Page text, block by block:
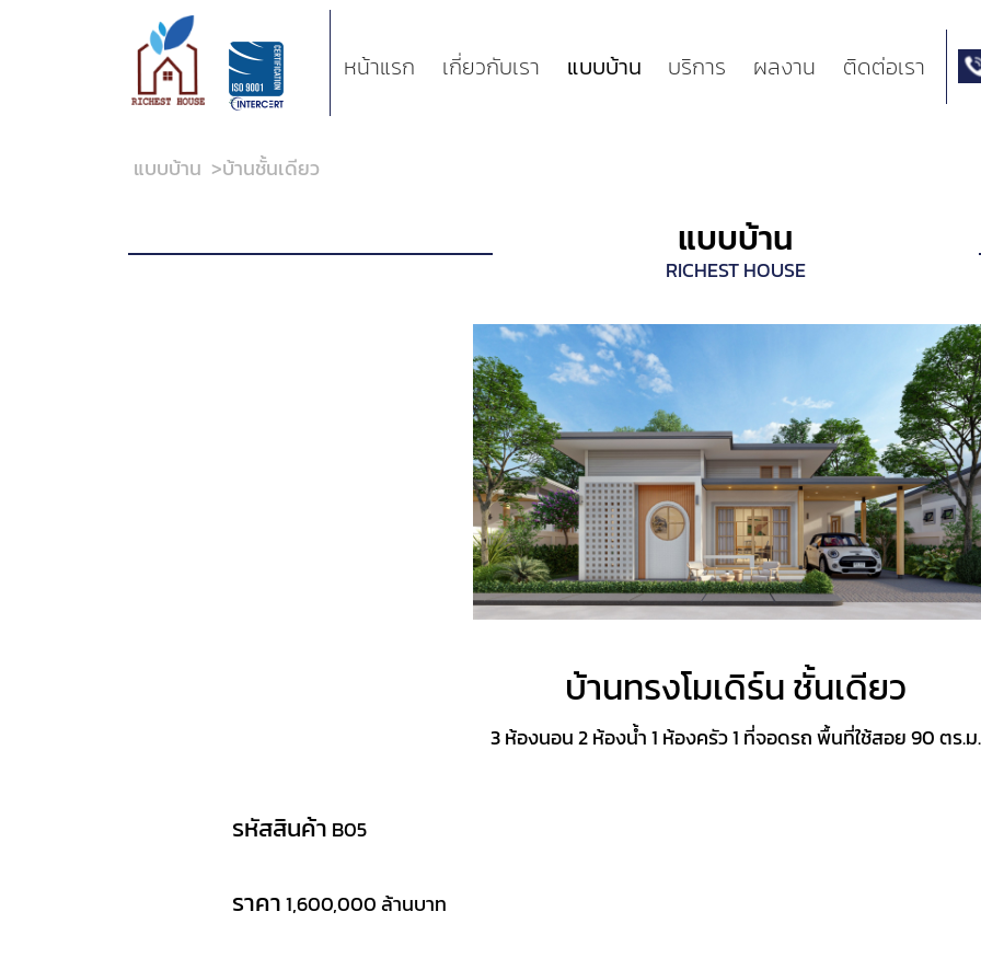
หน้าแรก เกี่ยวกับเรา แบบบ้าน บริการ ผลงาน ติดต่อเรา
แบบบ้าน >บ้านชั้นเดียว
แบบบ้าน
RICHEST HOUSE
บ้านทรงโมเดิร์น ชั้นเดียว
3 ห้องนอน 2 ห้องน้ำ 1 ห้องครัว 1 ที่จอดรถ พื้นที่ใช้สอย 90 ตร.ม.
รหัสสินค้า B05
ราคา1,600,000 ล้านบาท